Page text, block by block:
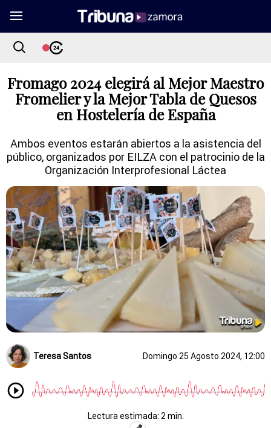
Fromago 2024 elegirá al Mejor Maestro
Fromelier y la Mejor Tabla de Quesos
en Hostelería de España
Ambos eventos estarán abiertos a la asistencia del
público, organizados por EILZA con el patrocinio de la
Organización Interprofesional Láctea
Teresa Santos Domingo 25 Agosto 2024, 12:00
Lectura estimada: 2 min.